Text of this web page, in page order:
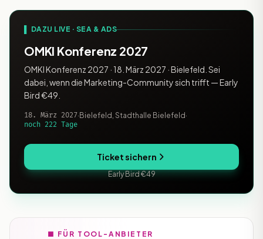
▌ DAZU LIVE · SEA & ADS
OMKI Konferenz 2027
OMKI Konferenz 2027 · 18. März 2027 · Bielefeld. Sei
dabei, wenn die Marketing-Community sich trifft — Early
Bird €49.
18. März 2027· Bielefeld, Stadthalle Bielefeld ·
noch 222 Tage
Ticket sichern
Early Bird €49
■ FÜR TOOL-ANBIETER